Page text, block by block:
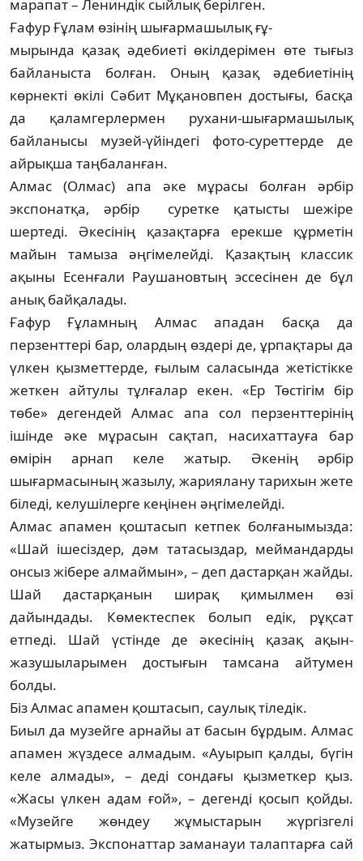
марапат – Лениндік сыйлық берілген.
Ғафур Ғұлам өзінің шығармашылық ғұ-
м­ырында қазақ әдебиеті өкілдерімен өте ты­ғыз
байланыста болған. Оның қазақ әдебиеті­нің
көрнекті өкілі Сәбит Мұқановпен досты­ғы, басқа
да қаламгерлермен рухани-шығар­ма­шы­лық
байланысы музей-үйіндегі фото-суреттерде де
айрықша таңбаланған.
Алмас (Олмас) апа әке мұрасы болған әр­бір
экспонатқа, әрбір суретке қатысты ше­жі­ре
шертеді. Әкесінің қазақтарға ерекше құр­метін
майын тамыза әңгімелейді. Қазақ­тың классик
ақыны Есенғали Раушановтың эссесінен де бұл
анық байқалады.
Ғафур Ғұламның Алмас ападан басқа да
перзенттері бар, олардың өздері де, ұрпақ­тары да
үлкен қызметтерде, ғылым саласында жетістікке
жеткен айтулы тұлғалар екен. «Ер Төстігім бір
төбе» дегендей Алмас апа сол пер­зенттерінің
ішінде әке мұрасын сақтап, насихаттауға бар
өмірін арнап келе жатыр. Әкенің әрбір
шығармасының жазылу, жария­лану тарихын жете
біледі, келушілерге кеңінен әңгімелейді.
Алмас апамен қоштасып кетпек болғаны­мызда:
«Шай ішесіздер, дәм татасыздар, меймандарды
онсыз жібере алмаймын», – деп дастарқан жайды.
Шай дастарқанын ширақ қимылмен өзі
дайындады. Көмектеспек болып едік, рұқсат
етпеді. Шай үстінде де әке­сі­нің қазақ ақын-
жазушыларымен досты­ғын тамсана айтумен
болды.
Біз Алмас апамен қоштасып, саулық тіледік.
Биыл да музейге арнайы ат басын бұрдым. Алмас
апамен жүздесе алмадым. «Ауырып қалды, бүгін
келе алмады», – деді сондағы қызметкер қыз.
«Жасы үлкен адам ғой», – дегенді қосып қойды.
«Музейге жөндеу жұ­мыстарын жүргізгелі
жатырмыз. Экспонаттар заманауи талаптарға сай